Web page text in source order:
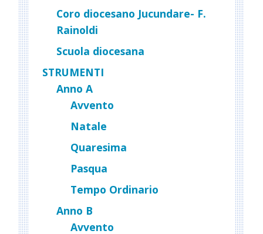
Coro diocesano Jucundare- F.
Rainoldi
Scuola diocesana
STRUMENTI
Anno A
Avvento
Natale
Quaresima
Pasqua
Tempo Ordinario
Anno B
Avvento